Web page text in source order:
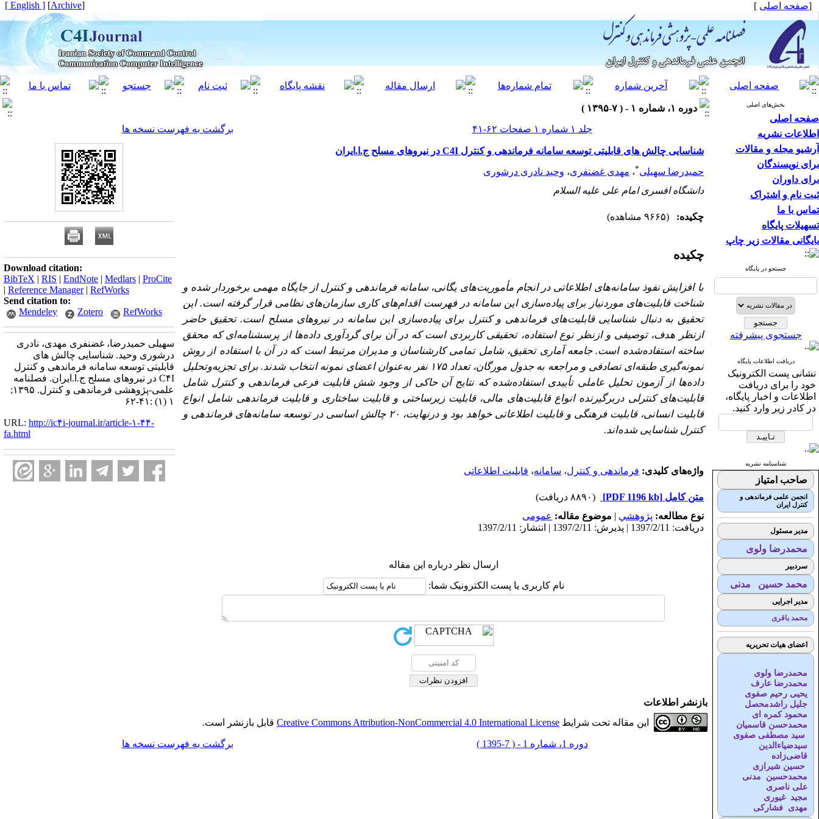
[صفحه اصلی ]
[
Archive
]
[ English ]
بخش‌های اصلی
صفحه اصلی
اطلاعات نشریه
آرشیو مجله و مقالات
برای نویسندگان
برای داوران
ثبت نام و اشتراک
تماس با ما
تسهیلات پایگاه
بایگانی مقالات زیر چاپ
جستجو در پایگاه
جستجوی پیشرفته
دریافت اطلاعات پایگاه
نشانی پست الکترونیک
خود را برای دریافت
اطلاعات و اخبار پایگاه،
در کادر زیر وارد کنید.
شناسنامه نشریه
صاحب امتیاز
انجمن علمی فرماندهی و
کنترل ایران
مدیر مسئول
محمدرضا ولوی
سردبیر
محمد حسین مدنی
مدیر اجرایی
محمد باقری
اعضای هیات تحریریه
محمدرضا ولوی
محمدرضا عارف
یحیی رحیم صفوی
جلیل راشدمحصل
محمود کمره ای
محمدحسن قاسمیان
سید مصطفی صفوی
سیدضیاء‌الدین
قاضی‌زاده
حسین شیرازی
محمدحسین مدنی
علی ناصری
مجید غیوری
مهدی فشارکی
دوره ۱، شماره ۱ - ( ۷-۱۳۹۵ )
جلد ۱ شماره ۱ صفحات ۶۲-۴۱
برگشت به فهرست نسخه ها
شناسایی چالش های قابلیتی توسعه‌ سامانه‌‌ فرماندهی و کنترل C4I در نیروهای مسلح ج.ا.ایران
حمیدرضا سهیلی*، مهدی غضنفری، وحید نادری درشوری
دانشگاه افسری امام علی علیه السلام
چکیده: (۹۶۶۵ مشاهده)
چکیده
با افزایش نفوذ سامانه‌های اطلاعاتی در انجام مأموریت‌های یگانی، سامانه فرماندهی و کنترل از جایگاه مهمی برخوردار شده و
شناخت قابلیت‌های موردنیاز برای پیاده‌سازی این سامانه در فهرست اقدا‌م‌های کاری سازمان‌های نظامی قرار گرفته است. این
تحقیق به دنبال شناسایی قابلیت‌های فرماندهی و کنترل برای پیاده‌سازی این سامانه در نیروهای مسلح است. تحقیق حاضر
ازنظر هدف، توصیفی و ازنظر نوع استفاده، تحقیقی کاربردی است که در آن برای گردآوری داده‌ها از پرسشنامه‌ای که محقق‌‌
ساخته استفاده‌شده است. جامعه آماری تحقیق، شامل تمامی کارشناسان و مدیران مرتبط است که در آن با استفاده از روش
نمونه‌گیری طبقه‌ای تصادفی و مراجعه به جدول مورگان، تعداد ۱۷۵ نفر به‌عنوان اعضای نمونه انتخاب شدند. برای تجزیه‌وتحلیل
داده‌ها از آزمون تحلیل عاملی تأییدی استفاده‌شده که نتایج آن حاکی از وجود شش قابلیت فرعی فرماندهی و کنترل شامل
قابلیت‌های کنترلی دربرگیرنده انواع قابلیت‌های ‌مالی، قابلیت زیرساختی و قابلیت ساختاری و قابلیت‌ فرماندهی شامل انواع
قابلیت‌ انسانی، قابلیت فرهنگی و قابلیت اطلاعاتی خواهد بود و درنهایت، ۲۰ چالش اساسی در توسعه سامانه‌های فرماندهی و
کنترل شناسایی‌ شده‌اند.
واژه‌های کلیدی: فرماندهی و کنترل، سامانه، قابلیت اطلاعاتی
متن کامل [PDF 1196 kb]
(۸۸۹۰ دریافت)
نوع مطالعه: پژوهشي | موضوع مقاله: عمومى
دریافت: 1397/2/11 | پذیرش: 1397/2/11 | انتشار: 1397/2/11
ارسال نظر درباره این مقاله
نام کاربری یا پست الکترونیک شما:
Download citation:
BibTeX | RIS | EndNote | Medlars | ProCite
| Reference Manager| RefWorks
Send citation to:
Mendeley
Zotero RefWorks
سهیلی حمیدرضا، غضنفری مهدی، نادری
درشوری وحید. شناسایی چالش های
قابلیتی توسعه‌ سامانه‌‌ فرماندهی و کنترل
C۴I در نیروهای مسلح ج.ا.ایران. فصلنامه
علمی-پژوهشی فرماندهی و کنترل. ۱۳۹۵;
۱ (۱) :۴۱-۶۲
URL: http://ic۴i-journal.ir/article-۱-۴۴-
fa.html
بازنشر اطلاعات
این مقاله تحت شرایط Creative Commons Attribution-NonCommercial 4.0 International License قابل بازنشر است.
دوره 1، شماره 1 - ( 7-1395 ) برگشت به فهرست نسخه ها